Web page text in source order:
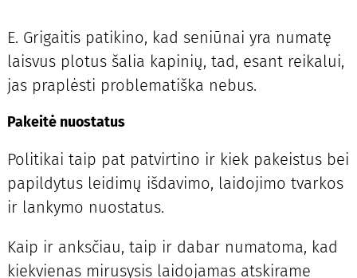
E. Grigaitis patikino, kad seniūnai yra numatę
laisvus plotus šalia kapinių, tad, esant reikalui,
jas praplėsti problematiška nebus.
Pakeitė nuostatus
Politikai taip pat patvirtino ir kiek pakeistus bei
papildytus leidimų išdavimo, laidojimo tvarkos
ir lankymo nuostatus.
Kaip ir anksčiau, taip ir dabar numatoma, kad
kiekvienas mirusysis laidojamas atskirame